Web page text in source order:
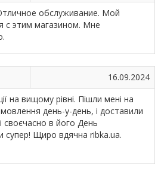
обслуживание. Мой
с этим магазином. Мне
16.09.2024
на вищому рівні. Пішли мені на
день-у-день, і доставили
своєчасно в його День
супер! Щиро вдячна ribka.ua.